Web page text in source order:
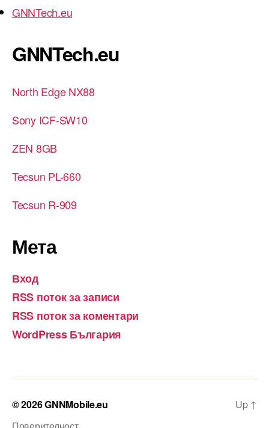
GNNTech.eu
GNNTech.eu
North Edge NX88
Sony ICF-SW10
ZEN 8GB
Tecsun PL-660
Tecsun R-909
Мета
Вход
RSS поток за записи
RSS поток за коментари
WordPress България
© 2026GNNMobile.eu
Up ↑